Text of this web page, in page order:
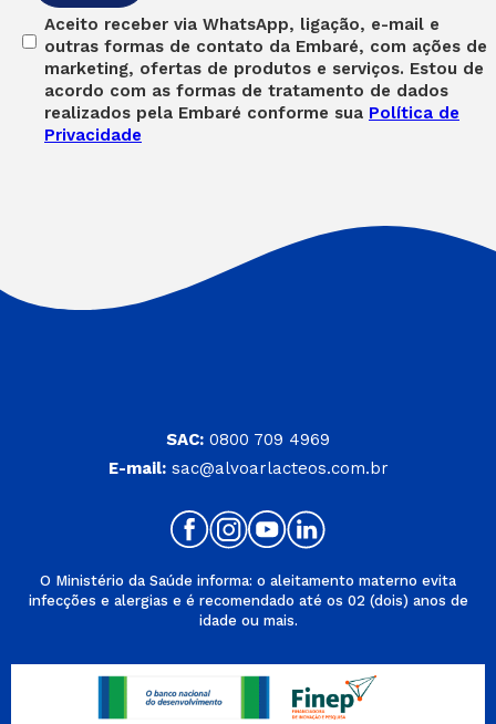
Aceito receber via WhatsApp, ligação, e-mail e
outras formas de contato da Embaré, com ações de
marketing, ofertas de produtos e serviços. Estou de
acordo com as formas de tratamento de dados
realizados pela Embaré conforme sua Política de
Privacidade
SAC: 0800 709 4969
E-mail: sac@alvoarlacteos.com.br
O Ministério da Saúde informa: o aleitamento materno evita
infecções e alergias e é recomendado até os 02 (dois) anos de
idade ou mais.